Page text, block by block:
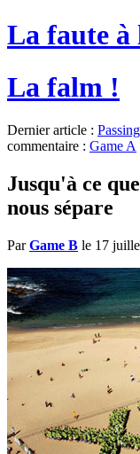
La faute à
La falm !
Dernier article :
commentaire : Game A
Jusqu'à ce
nous sépare
ParGame B le 17